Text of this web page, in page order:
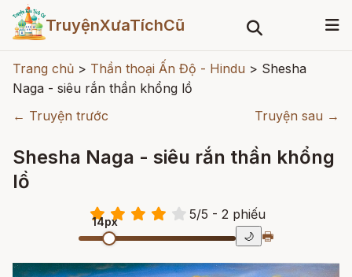
TruyệnXưaTíchCũ
Trang chủ > Thần thoại Ấn Độ - Hindu > Shesha
Naga - siêu rắn thần khổng lồ
← Truyện trước
Truyện sau →
Shesha Naga - siêu rắn thần khổng
lồ
5/5 - 2phiếu
14px
🌙 🖶